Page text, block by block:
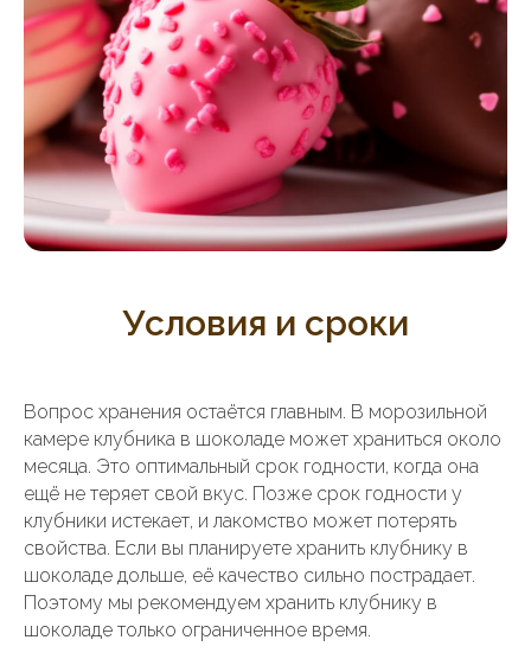
Условия и сроки
Вопрос хранения остаётся главным. В морозильной
камере клубника в шоколаде может храниться около
месяца. Это оптимальный срок годности, когда она
ещё не теряет свой вкус. Позже срок годности у
клубники истекает, и лакомство может потерять
свойства. Если вы планируете хранить клубнику в
шоколаде дольше, её качество сильно пострадает.
Поэтому мы рекомендуем хранить клубнику в
шоколаде только ограниченное время.